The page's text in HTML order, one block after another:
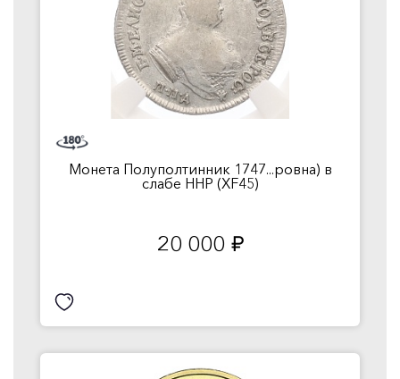
Монета Полуполтинник 1747...ровна) в
слабе ННР (XF45)
20 000 руб.